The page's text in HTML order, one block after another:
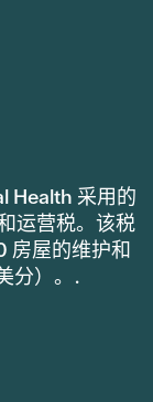
Health 采用的
运营税。该税
房屋的维护和
分）。.